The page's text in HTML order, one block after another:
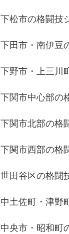
下松市の格闘技
下田市・南伊豆
下野市・上三川
下関市中心部の
下関市北部の格
下関市西部の格
世田谷区の格闘
中土佐町・津野
中央市・昭和町